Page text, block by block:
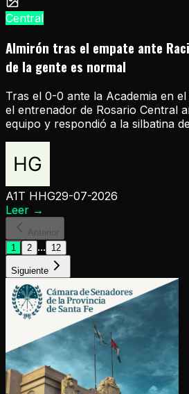
Central
Almirón tras el empate ante
de la gente es normal
Tras el 0-0 ante la Academia en
el entrenador de Rosario Central
equipo y respondió a la silbatina
A1T HHG29-07-2026
Leer →
Anterior
1
2 ... 12
Siguiente